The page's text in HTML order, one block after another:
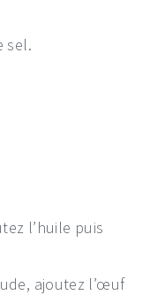
sel.
l’huile puis
ajoutez l’œuf